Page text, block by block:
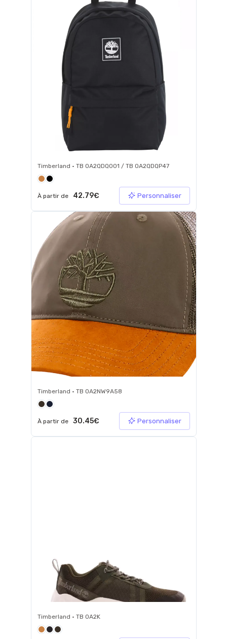
Timberland • TB 0A2QDQ001 / TB 0A2QDQP47
À partir de 42.79€ Personnaliser
Timberland • TB 0A2NW9A58
À partir de 30.45€ Personnaliser
Timberland • TB 0A2K